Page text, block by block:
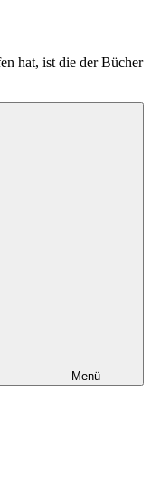
hat, ist die der Bücher
Menü